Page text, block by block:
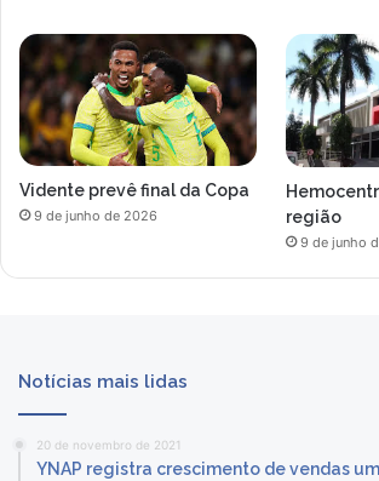
Vidente prevê final da Copa
9 de junho de 2026
região
9 de junho
Notícias mais lidas
20 de novembro de 2021
YNAP registra crescimento de vendas